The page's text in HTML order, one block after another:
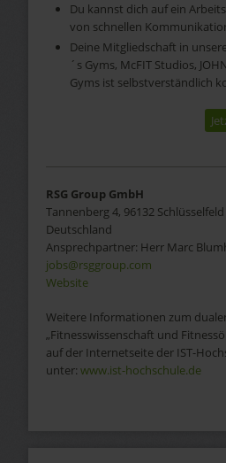
Du kannst dich auf ein
von schnellen
Deine Mitgliedschaft in
´s Gyms, McFIT Studios,
Gyms ist selbstverständlich
RSG Group GmbH
Tannenberg 4, 96132 Schlüsselfeld
Deutschland
Ansprechpartner: Herr Marc
jobs@rsggroup.com
Website
Weitere Informationen zum
„Fitnesswissenschaft und
auf der Internetseite der IST-
unter: www.ist-hochschule.de